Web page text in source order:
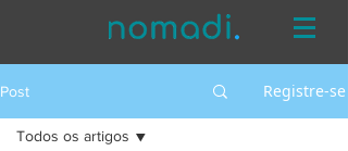
Post Registre-se
Todos os artigos